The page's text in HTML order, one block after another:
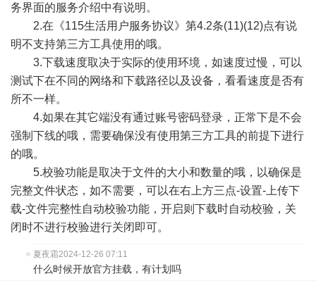
务界面的服务介绍中有说明。
2.在《115生活用户服务协议》第4.2条(11)(12)点有说
明不支持第三方工具使用的哦。
3.下载速度取决于实际的使用环境，如速度过慢，可以
测试下在不同的网络和下载路径以及设备，看看速度是否有
所不一样。
4.如果在其它端没有通过账号密码登录，正常下是不会
强制下线的哦，需要确保没有使用第三方工具的前提下进行
的哦。
5.校验功能是取决于文件的大小和数量的哦，以确保是
完整文件状态，如不需要，可以在右上方三点-设置-上传下
载-文件完整性自动校验功能，开启则下载时自动校验，关
闭时不进行校验进行关闭即可。
夏夜霜2024-12-26 07:11
什么时候开放官方挂载，有计划吗